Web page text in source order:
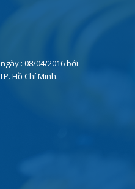
: 08/04/2016 bởi
Hồ Chí Minh.